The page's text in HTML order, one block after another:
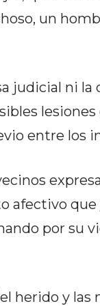
un
judicial ni la
lesiones
entre los
afectivo que
por su
herido y las